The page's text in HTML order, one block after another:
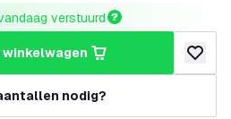
verstuurd
winkelwagen
nodig?